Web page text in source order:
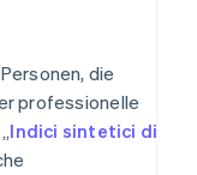
die
professionelle
Indici sintetici di